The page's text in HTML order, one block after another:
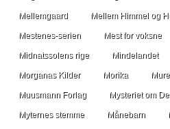
Mellemgaard Mellem Himmel og
Mestenes-serien Mest for voksne
Midnatssolens rige Mindelandet
Morganas Kilder Morika
Muusmann Forlag Mysteriet om
Myternes stemme Månebarn